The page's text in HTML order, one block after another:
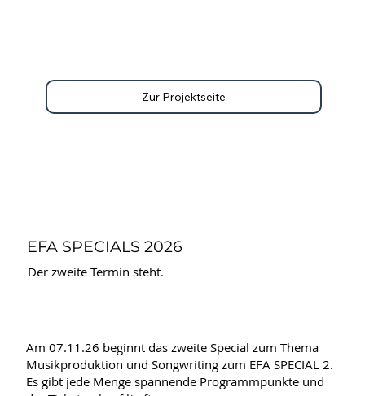
Zur Projektseite
EFA SPECIALS 2026
Der zweite Termin steht.
Am 07.11.26 beginnt das zweite Special zum Thema
Musikproduktion und Songwriting zum EFA SPECIAL 2.
Es gibt jede Menge spannende Programmpunkte und